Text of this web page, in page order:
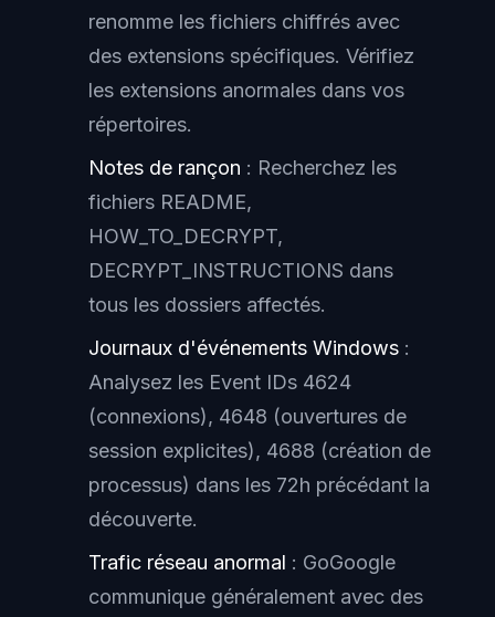
renomme les fichiers chiffrés avec
des extensions spécifiques. Vérifiez
les extensions anormales dans vos
répertoires.
Notes de rançon : Recherchez les
fichiers README,
HOW_TO_DECRYPT,
DECRYPT_INSTRUCTIONS dans
tous les dossiers affectés.
Journaux d'événements Windows :
Analysez les Event IDs 4624
(connexions), 4648 (ouvertures de
session explicites), 4688 (création de
processus) dans les 72h précédant la
découverte.
Trafic réseau anormal : GoGoogle
communique généralement avec des